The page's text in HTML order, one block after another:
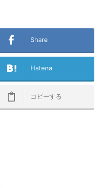
Share
Hatena
コピーする